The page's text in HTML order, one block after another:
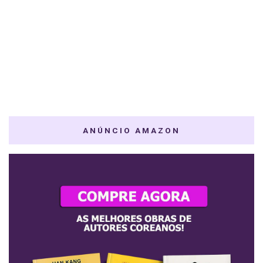
ANÚNCIO AMAZON